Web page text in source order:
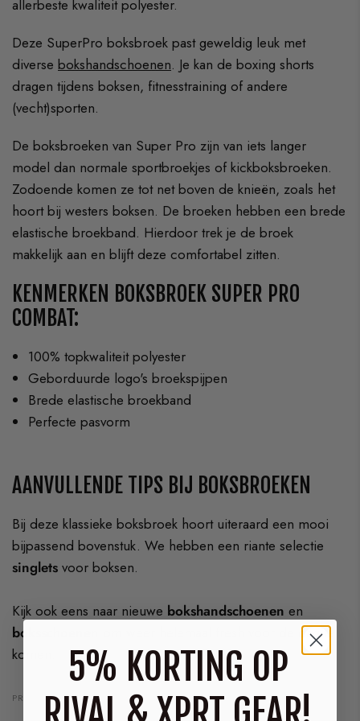
allerbeste kwaliteit polyester.
Deze SuperPro boksbroek past geweldig leuk met
diversebokshandschoenen. Je kan de boxing shorts
dragen tijdens boksen, fitnesstraining of andere
(vecht)sporten.
De boksbroeken van Super Pro zijn van iets langer
model dan normale sportbroekjes of kickboksbroeken.
Zodoende komen ze tot net boven de knieën, zoals het
hoort bij westers boksen. De broeken hebben een brede
elastische broekband. Hierdoor trek je de broek
makkelijk aan en blijft deze comfortabel zitten.
KENMERKEN BOKSBROEK SUPER PRO
COMBAT:
100% topkwaliteit polyester
Geborduurde logo's broekspijpen
Brede elastische broekband
Perfecte pasvorm
AANVULLENDE TIPS BIJ BOKSBROEKEN
Bij deze klassieke boksbroek hoort uiteraard een mooi
bijpassend bovenstuk. We hebben een riante selectie
singletsvoor boksen.
Kijk ook eens naar nieuwe bokshandschoenenen
boksschoenen
om weer helemaal fresh voor de dag te
komen.
PRODUCTEN
5% KORTING OP